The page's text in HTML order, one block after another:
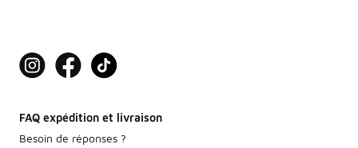
FAQ expédition et livraison
Besoin de réponses ?